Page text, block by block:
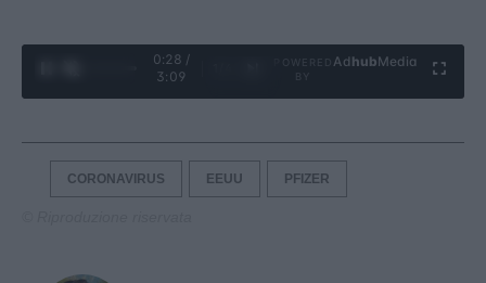
0:28 /
3:09
Ad hubMedia
CORONAVIRUS EEUU PFIZER